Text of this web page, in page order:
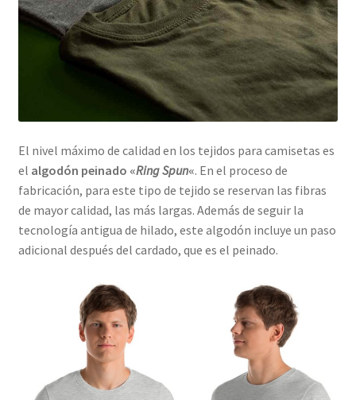
El nivel máximo de calidad en los tejidos para camisetas es
el algodón peinado «Ring Spun«. En el proceso de
fabricación, para este tipo de tejido se reservan las fibras
de mayor calidad, las más largas. Además de seguir la
tecnología antigua de hilado, este algodón incluye un paso
adicional después del cardado, que es el peinado.